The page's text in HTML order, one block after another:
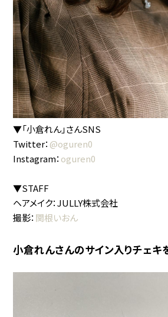
▼「小倉れん」さんSNS
Twitter： @oguren0
Instagram： oguren0
▼STAFF
ヘアメイク：JULLY株式会社
撮影： 関根いおん
小倉れんさんのサイン入りチェキ